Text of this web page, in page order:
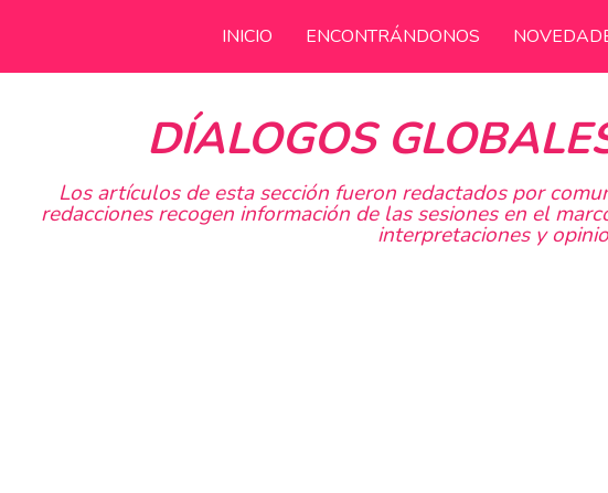
INICIO ENCONTRÁNDONOS
DÍALOGOS
Los artículos de esta sección fueron redactados por
redacciones recogen información de las sesiones en el
interpretaciones y